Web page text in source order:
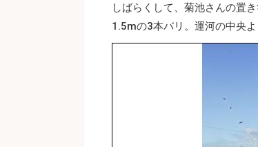
しばらくして、菊池さんの置
1.5mの3本バリ。運河の中央